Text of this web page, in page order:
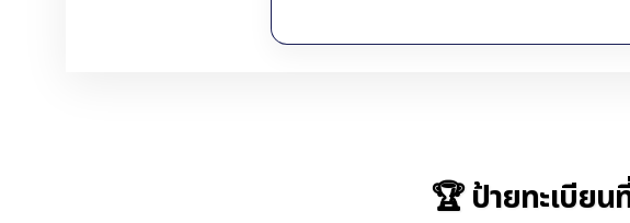
🏆 ป้ายทะเบีย